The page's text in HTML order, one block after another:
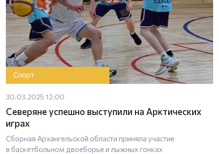
Спорт
30.03.2025 12:00
Северяне успешно выступили на Арктических
играх
Сборная Архангельской области приняла участие
в баскетбольном двоеборье и лыжных гонках